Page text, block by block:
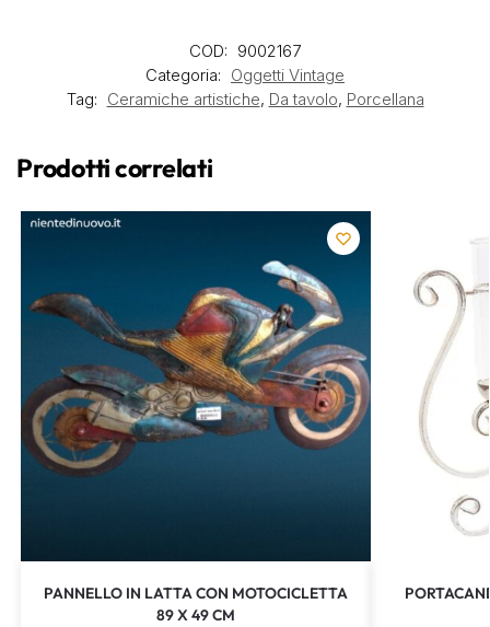
COD: 9002167
Categoria: Oggetti Vintage
Tag: Ceramiche artistiche, Da tavolo, Porcellana
Prodotti correlati
PANNELLO IN LATTA CON MOTOCICLETTA
89 X 49 CM